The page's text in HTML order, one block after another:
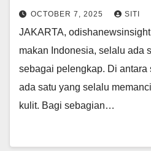
OCTOBER 7, 2025 SITI
JAKARTA,
makan Indonesia, selalu ada
sebagai pelengkap. Di antara
ada satu yang selalu
kulit. Bagi sebagian…